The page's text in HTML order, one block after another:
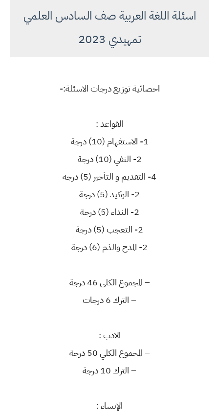
اسئلة اللغة العربية صف السادس العلمي
تمهيدي 2023
احصائية توزيع درجات الاسئلة:-
القواعد :
1- الاستفهام (10) درجة
2- النفي (10) درجة
4- التقديم و التأخير (5) درجة
2- الوكيد (5) درجة
2- النداء (5) درجة
2- التعجب (5) درجة
2- المدح والذم (6) درجة
– المجموع الكلي 46 درجة
– الترك 6 درجات
الادب :
– المجموع الكلي 50 درجة
– الترك 10 درجة
الإنشاء :